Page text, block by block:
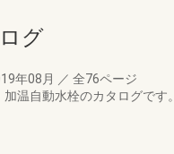
グ
年08月 ／ 全76ページ
温自動水栓のカタログです。